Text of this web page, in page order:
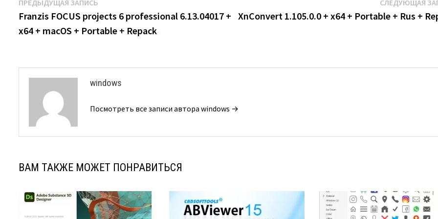
Навигация
по
ПРЕДЫДУЩАЯ ЗАПИСЬ
запись:
Franzis FOCUS projects 6 professional 6.13.04017 +
x64 + macOS + Portable + Repack
СЛЕДУЮЩАЯ
XnConvert 1.105.0.0 + x64 + Portable + Rus +
windows
Посмотреть все записи автора windows →
ВАМ ТАКЖЕ МОЖЕТ ПОНРАВИТЬСЯ